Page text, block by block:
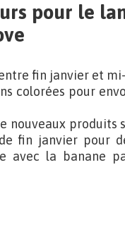
pour le
fin janvier et
colorées pour
nouveaux
fin janvier pour
avec la banane